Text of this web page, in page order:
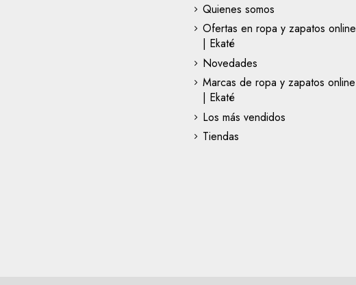
Quienes somos
Ofertas en ropa y zapatos online
| Ekaté
Novedades
Marcas de ropa y zapatos online
| Ekaté
Los más vendidos
Tiendas